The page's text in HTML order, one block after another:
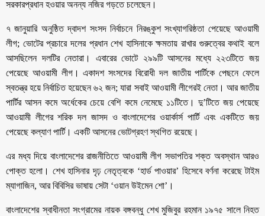
সরকারপ্রধান হওয়ার অনন্য নজির গড়তে চলেছেন।
৭ জানুয়ারি অনুষ্ঠিত দ্বাদশ সংসদ নির্বাচনে নিরঙ্কুশ সংখ্যাগরিষ্ঠতা পেয়েছে আওয়ামী
লীগ; ভোটের প্রচারে দলের প্রধান শেখ হাসিনাকে ক্ষমতায় রাখার গুরুত্বের কথাই বলে
আসছিলেন দলটির নেতারা। এবারের ভোটে ২৯৯টি আসনের মধ্যে ২২৩টিতে জয়
পেয়েছে আওয়ামী লীগ। একাদশ সংসদের বিরোধী দল জাতীয় পার্টিকে পেছনে ফেলে
স্বতন্ত্র হয়ে নির্বাচিত হয়েছেন ৬২ জন; যারা সবাই আওয়ামী লীগেরই নেতা। আর জাতীয়
পার্টির আসন কমে অর্ধেকের চেয়ে বেশি কমে নেমেছে ১১টিতে। দু’টিতে জয় পেয়েছে
আওয়ামী লীগের শরিক দল জাসদ ও বাংলাদেশের ওয়ার্কার্স পার্টি এবং একটিতে জয়
পেয়েছে কল্যাণ পার্টি। একটি আসনের ভোটগ্রহণ স্থগিত রয়েছে।
এর মধ্য দিয়ে বাংলাদেশের রাজনীতিতে আওয়ামী লীগ সভাপতির শক্ত অবস্থান আরও
পোক্ত হলো। শেখ হাসিনার দৃঢ় নেতৃত্বকে ‘হার্ড পাওয়ার’ হিসেবে বর্ণনা করেছে টাইম
ম্যাগাজিন, আর বিবিসির ভাষায় সেটা ‘ওয়ান উইমেন শো’।
বাংলাদেশের স্বাধীনতা সংগ্রামের নায়ক বঙ্গবন্ধু শেখ মুজিবুর রহমান ১৯৭৫ সালে নিহত